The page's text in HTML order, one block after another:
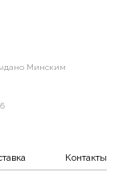
Минским
Контакты